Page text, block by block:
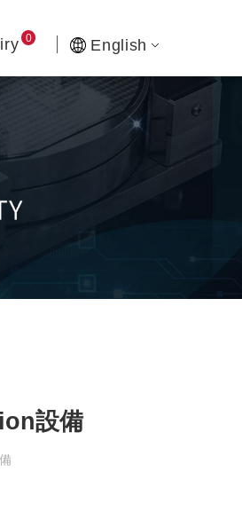
0 English
設備